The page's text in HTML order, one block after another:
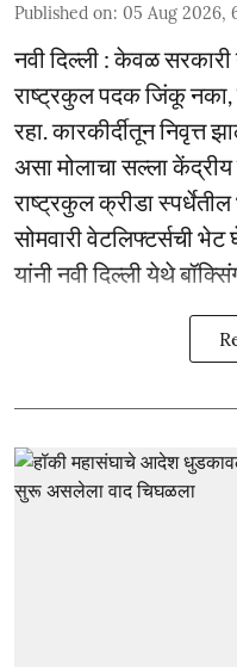
Published on: 05 Aug 2026,
नवी दिल्ली : केवळ सरकारी
राष्ट्रकुल पदक जिंकू नका,
रहा. कारकीर्दीतून निवृत्त
असा मोलाचा सल्ला
राष्ट्रकुल क्रीडा स्पर्धेतील
सोमवारी वेटलिफ्टर्सची भेट
यांनी नवी दिल्ली येथे